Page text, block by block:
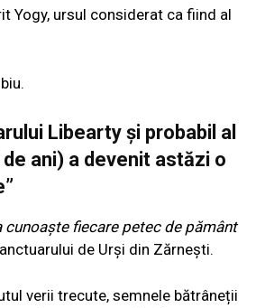
Yogy, ursul considerat ca fiind al
Libearty și probabil al
ani) a devenit astăzi o
cunoaște fiecare petec de pământ
de Urși din Zărnești.
verii trecute, semnele bătrâneții